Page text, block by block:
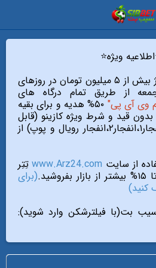
ویژه⭐️
🔥روزهای طلایی: با شارژ بیش از ۵ میلیون تومان در روزهای
از طریق تمام درگاه های
وی آی پی"
۵۰% هدیه و برای بقیه
۲۰% هدیه بدون قید و شرط ویژه کازینو (قابل
استفاده فقط در بازی انفجار۱،انفجار۲،انفجار رویال و پوپ) از
از سایت www.Arz24.com تِتِر
(برای
بت(با فیلترشکن وارد شوید):